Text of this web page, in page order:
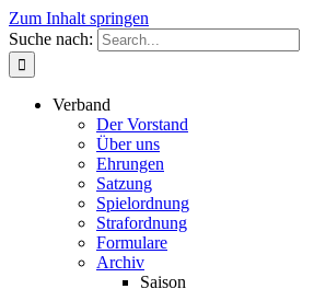
Zum Inhalt springen
Suche nach:
Verband
Der Vorstand
Über uns
Ehrungen
Satzung
Spielordnung
Strafordnung
Formulare
Archiv
Saison